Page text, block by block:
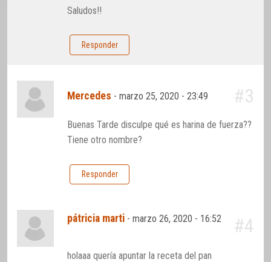
Saludos!!
Responder
Mercedes -marzo 25, 2020 - 23:49 #3
Buenas Tarde disculpe qué es harina de fuerza??
Tiene otro nombre?
Responder
pátricia marti -marzo 26, 2020 - 16:52 #4
holaaa quería apuntar la receta del pan